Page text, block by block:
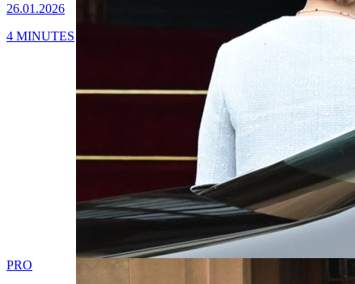
26.01.2026
4 MINUTES
PRO